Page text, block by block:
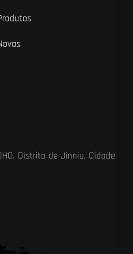
Distrito de Jinniu, Cidade